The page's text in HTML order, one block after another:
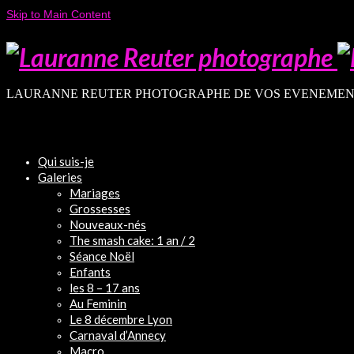
Skip to Main Content
LAURANNE REUTER PHOTOGRAPHE DE VOS
Qui suis-je
Galeries
Mariages
Grossesses
Nouveaux-nés
The smash cake: 1 an / 2
Séance Noël
Enfants
les 8 – 17 ans
Au Feminin
Le 8 décembre Lyon
Carnaval d’Annecy
Macro